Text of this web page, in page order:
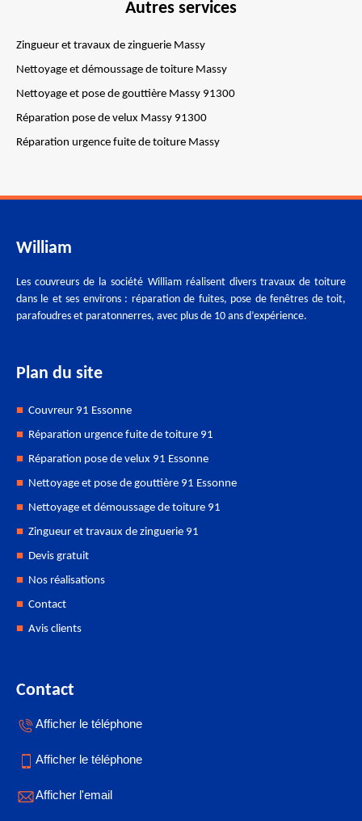
Autres services
Zingueur et travaux de zinguerie Massy
Nettoyage et démoussage de toiture Massy
Nettoyage et pose de gouttière Massy 91300
Réparation pose de velux Massy 91300
Réparation urgence fuite de toiture Massy
William
Les couvreurs de la société William réalisent divers travaux de toiture
dans le et ses environs : réparation de fuites, pose de fenêtres de toit,
parafoudres et paratonnerres, avec plus de 10 ans d’expérience.
Plan du site
Couvreur 91 Essonne
Réparation urgence fuite de toiture 91
Réparation pose de velux 91 Essonne
Nettoyage et pose de gouttière 91 Essonne
Nettoyage et démoussage de toiture 91
Zingueur et travaux de zinguerie 91
Devis gratuit
Nos réalisations
Contact
Avis clients
Contact
Afficher le téléphone
Afficher le téléphone
Afficher l'email